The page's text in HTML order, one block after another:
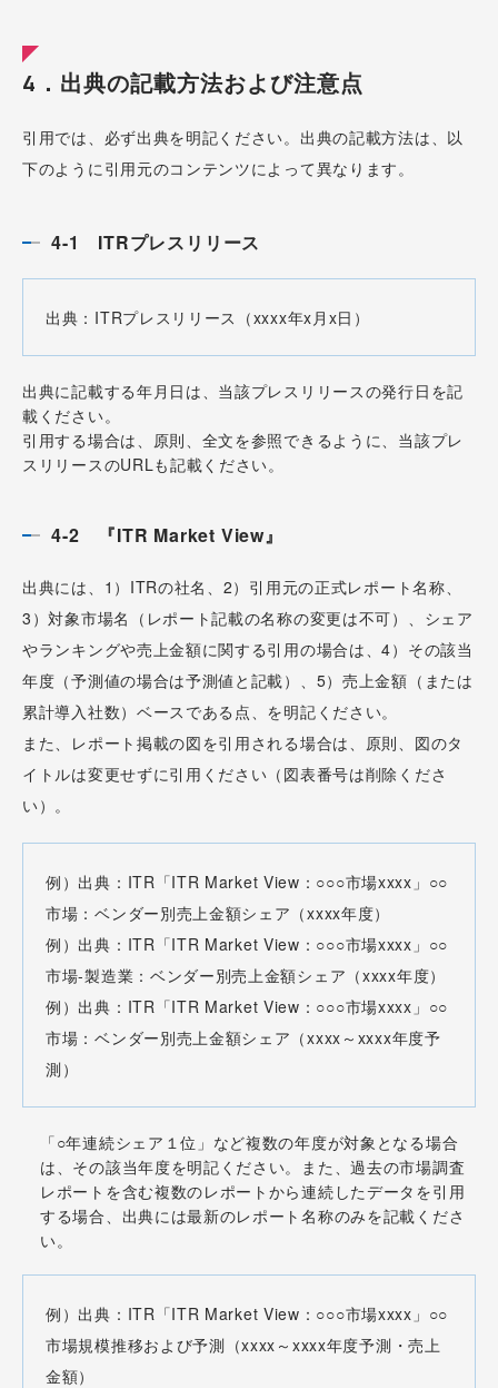
4．出典の記載方法および注意点
引用では、必ず出典を明記ください。出典の記載方法は、以
下のように引用元のコンテンツによって異なります。
4-1 ITRプレスリリース
出典：ITRプレスリリース（xxxx年x月x日）
出典に記載する年月日は、当該プレスリリースの発行日を記
載ください。
引用する場合は、原則、全文を参照できるように、当該プレ
スリリースのURLも記載ください。
4-2 『ITR Market View』
出典には、1）ITRの社名、2）引用元の正式レポート名称、
3）対象市場名（レポート記載の名称の変更は不可）、シェア
やランキングや売上金額に関する引用の場合は、4）その該当
年度（予測値の場合は予測値と記載）、5）売上金額（または
累計導入社数）ベースである点、を明記ください。
また、レポート掲載の図を引用される場合は、原則、図のタ
イトルは変更せずに引用ください（図表番号は削除くださ
い）。
例）出典：ITR「ITR Market View：○○○市場xxxx」○○
市場：ベンダー別売上金額シェア（xxxx年度）
例）出典：ITR「ITR Market View：○○○市場xxxx」○○
市場-製造業：ベンダー別売上金額シェア（xxxx年度）
例）出典：ITR「ITR Market View：○○○市場xxxx」○○
市場：ベンダー別売上金額シェア（xxxx～xxxx年度予
測）
「○年連続シェア１位」など複数の年度が対象となる場合
は、その該当年度を明記ください。また、過去の市場調査
レポートを含む複数のレポートから連続したデータを引用
する場合、出典には最新のレポート名称のみを記載くださ
い。
例）出典：ITR「ITR Market View：○○○市場xxxx」○○
市場規模推移および予測（xxxx～xxxx年度予測・売上
金額）